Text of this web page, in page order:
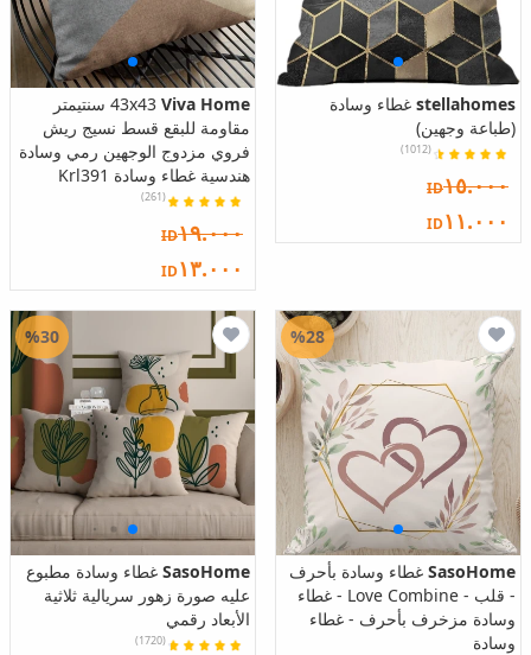
stellahomes غطاء وسادة
(طباعة وجهين)
(1012)
ID١٥.٠٠٠
ID١١.٠٠٠
Viva Home
43x43 سنتيمتر
مقاومة للبقع قسط نسيج ريش
فروي مزدوج الوجهين رمي وسادة
هندسية غطاء وسادة Krl391
(261)
ID١٩.٠٠٠
ID١٣.٠٠٠
SasoHome غطاء وسادة بأحرف
- قلب - Love Combine - غطاء
وسادة مزخرف بأحرف - غطاء
وسادة
%28
SasoHome غطاء وسادة مطبوع
عليه صورة زهور سريالية ثلاثية
الأبعاد رقمي
(1720)
%30